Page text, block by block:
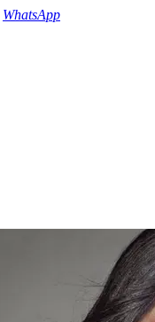
WhatsApp